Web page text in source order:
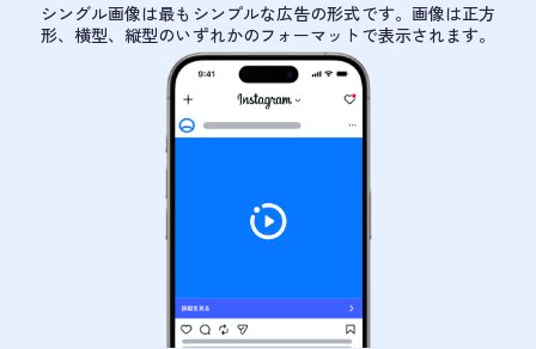
シングル画像は最もシンプルな広告の形式です。画像は正方
形、横型、縦型のいずれかのフォーマットで表示されます。